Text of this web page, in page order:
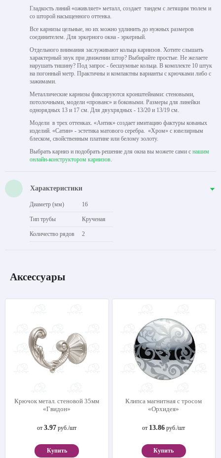
Гладкость линий «оживляет» металл, создает тандем с летящим тюлем и
со шторой насыщенного оттенка.
Все карнизы цельные, но их можно удлинить до нужных размеров
соединителем. Для эркерного окна - эркерный.
Отдельного внимания заслуживают кольца карнизов. Хотите слышать
характерный звук при движении штор? Выбирайте простые. Не желаете
нарушать тишину? Под запрос - бесшумные кольца. В комплекте 10 штук
на погонный метр. Практичны и компактны варианты с крючками либо с
зажимами.
Металлические карнизы фиксируются кронштейнами: стеновыми,
потолочными, модели «прованс» и боковыми. Размеры для линейки
однорядных 13 и 17 см. Для двухрядных - 13/20 и 13/19 см.
Модели в трех оттенках. «Антик» создает имитацию фактуры кованых
изделий. «Сатин» - эстетика матового серебра. «Хром» с ювелирным
блеском, свойственным платине или белому золоту.
Выбрать карниз и подобрать решение для окна вы можете сами с нашим
онлайн-конструктором карнизов.
Характеристики
Диаметр (мм) 16
Тип трубы Крученая
Количество рядов 2
Аксессуары
Крючок метал. стеновой 35мм
«Гвидон»
от3.97 руб./шт
Купить
Клипса магнитная с тросом
«Орхидея»
от 13.86 руб./шт
Купить